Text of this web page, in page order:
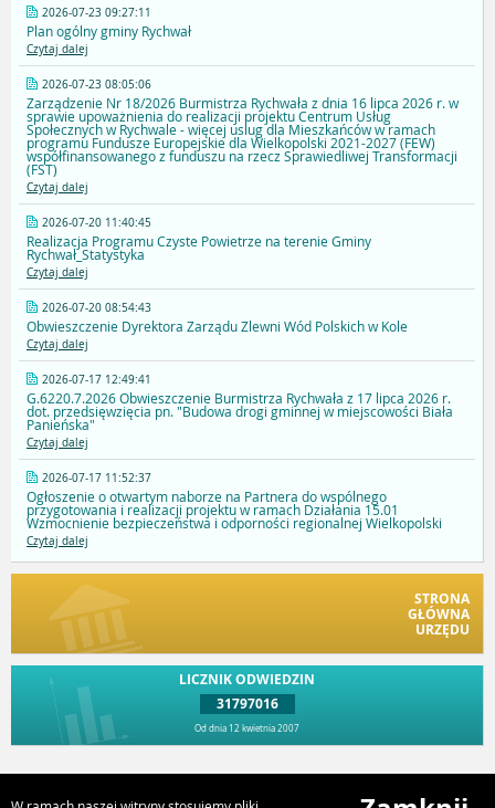
2026-07-23 09:27:11
Plan ogólny gminy Rychwał
Czytaj dalej
2026-07-23 08:05:06
Zarządzenie Nr 18/2026 Burmistrza Rychwała z dnia 16 lipca 2026 r. w
sprawie upoważnienia do realizacji projektu Centrum Usług
Społecznych w Rychwale - więcej uslug dla Mieszkańców w ramach
programu Fundusze Europejskie dla Wielkopolski 2021-2027 (FEW)
współfinansowanego z funduszu na rzecz Sprawiedliwej Transformacji
(FST)
Czytaj dalej
2026-07-20 11:40:45
Realizacja Programu Czyste Powietrze na terenie Gminy
Rychwał_Statystyka
Czytaj dalej
2026-07-20 08:54:43
Obwieszczenie Dyrektora Zarządu Zlewni Wód Polskich w Kole
Czytaj dalej
2026-07-17 12:49:41
G.6220.7.2026 Obwieszczenie Burmistrza Rychwała z 17 lipca 2026 r.
dot. przedsięwzięcia pn. "Budowa drogi gminnej w miejscowości Biała
Panieńska"
Czytaj dalej
2026-07-17 11:52:37
Ogłoszenie o otwartym naborze na Partnera do wspólnego
przygotowania i realizacji projektu w ramach Działania 15.01
Wzmocnienie bezpieczeństwa i odporności regionalnej Wielkopolski
Czytaj dalej
STRONA
GŁÓWNA
URZĘDU
LICZNIK ODWIEDZIN
31797016
Od dnia 12 kwietnia 2007